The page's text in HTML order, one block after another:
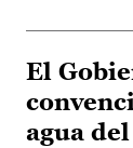
El
agua